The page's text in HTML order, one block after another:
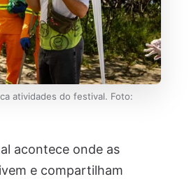
atividades do festival. Foto:
acontece onde as
e compartilham